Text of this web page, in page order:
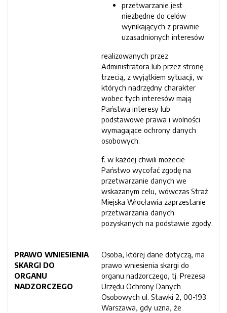
przetwarzanie jest
niezbędne do celów
wynikających z prawnie
uzasadnionych interesów
realizowanych przez
Administratora lub przez stronę
trzecią, z wyjątkiem sytuacji, w
których nadrzędny charakter
wobec tych interesów mają
Państwa interesy lub
podstawowe prawa i wolności
wymagające ochrony danych
osobowych.
f. w każdej chwili możecie
Państwo wycofać zgodę na
przetwarzanie danych we
wskazanym celu, wówczas Straż
Miejska Wrocławia zaprzestanie
przetwarzania danych
pozyskanych na podstawie zgody.
PRAWO WNIESIENIA
SKARGI DO
ORGANU
NADZORCZEGO
Osoba, której dane dotyczą, ma
prawo wniesienia skargi do
organu nadzorczego, tj. Prezesa
Urzędu Ochrony Danych
Osobowych ul. Stawki 2, 00-193
Warszawa, gdy uzna, że